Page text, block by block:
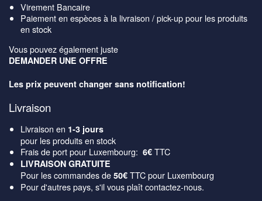
Virement Bancaire
Paiement en espèces à la livraison / pick-up pour les produits
en stock
Vous pouvez également juste
DEMANDER UNE OFFRE
Les prix peuvent changer sans notification!
Livraison
Livraison en 1-3 jours
pour les produits en stock
Frais de port pour Luxembourg: 6€ TTC
LIVRAISON GRATUITE
Pour les commandes de 50€ TTC pour Luxembourg
Pour d'autres pays, s'il vous plaît contactez-nous.